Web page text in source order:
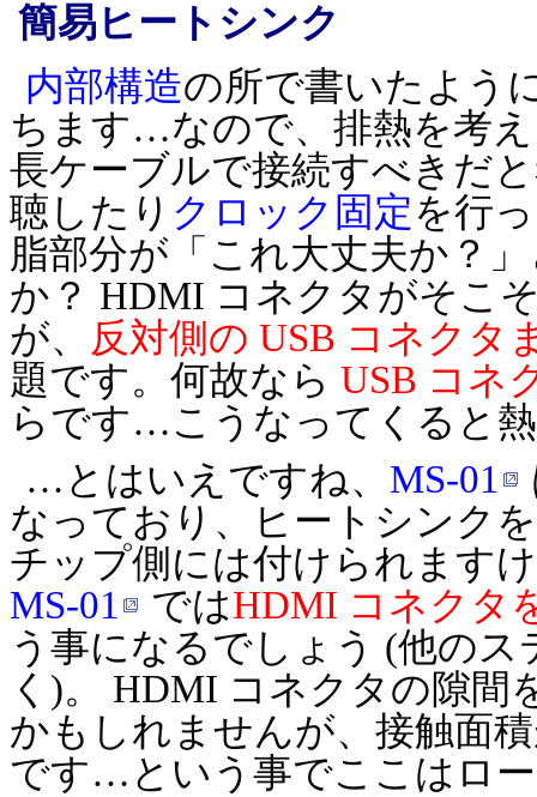
簡易ヒートシンク
内部構造の所で書いたよう
ちます…なので、排熱を考
長ケーブルで接続すべきだ
聴したり クロック固定を行
脂部分が「これ大丈夫か？
か？ HDMI コネクタがそこ
が、
反対側の USB コネクタ
題です。何故なら USB コネ
らです…こうなってくると
…とはいえですね、 MS-01
なっており、ヒートシンク
チップ側には付けられます
MS-01
ではHDMI コネクタ
う事になるでしょう (他の
く)。 HDMI コネクタの隙間
かもしれませんが、接触面
です…という事でここはロ